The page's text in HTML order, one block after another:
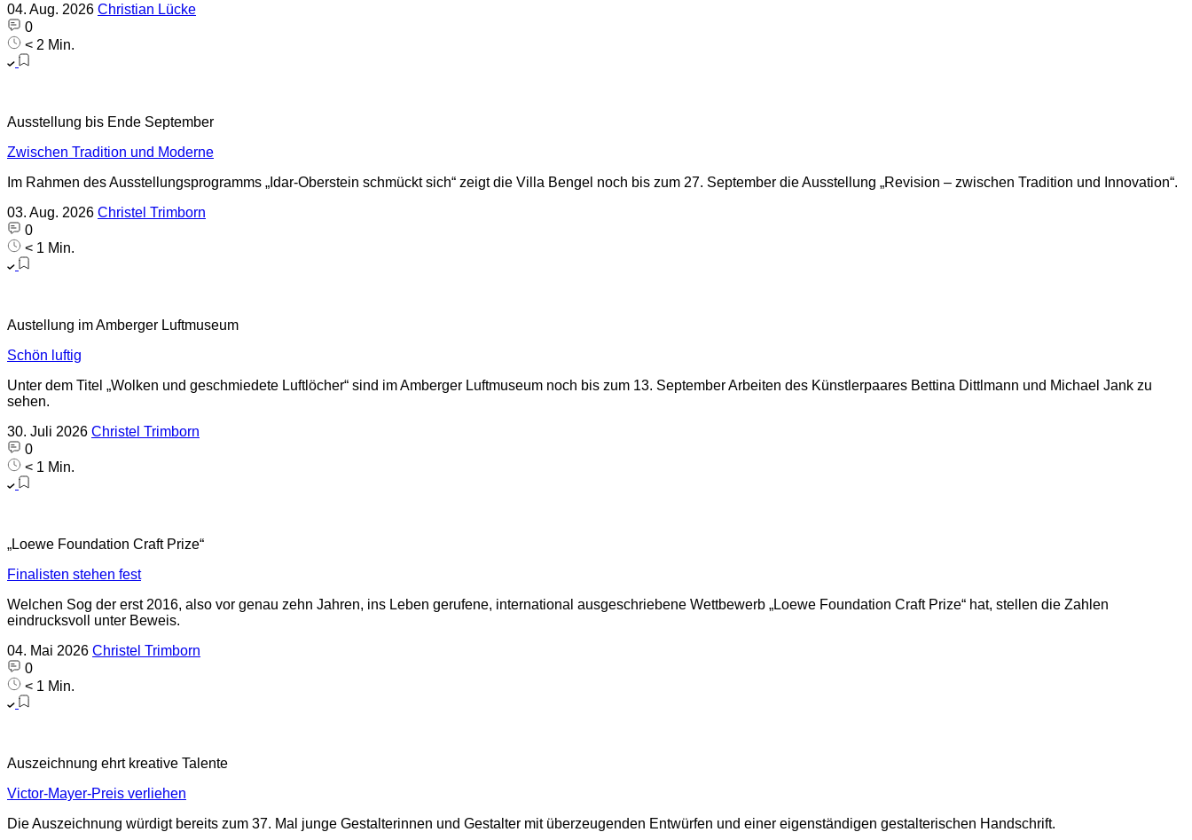
04. Aug. 2026 Christian Lücke
0
< 2 Min.
Ausstellung bis Ende September
Zwischen Tradition und Moderne
Im Rahmen des Ausstellungsprogramms „Idar-Oberstein schmückt sich“ zeigt die Villa Bengel noch bis zum 27. September die Ausstellung „Revision – zwischen Tradition und Innovation“.
03. Aug. 2026 Christel Trimborn
0
< 1 Min.
Austellung im Amberger Luftmuseum
Schön luftig
Unter dem Titel „Wolken und geschmiedete Luftlöcher“ sind im Amberger Luftmuseum noch bis zum 13. September Arbeiten des Künstlerpaares Bettina Dittlmann und Michael Jank zu
sehen.
30. Juli 2026 Christel Trimborn
0
< 1 Min.
„Loewe Foundation Craft Prize“
Finalisten stehen fest
Welchen Sog der erst 2016, also vor genau zehn Jahren, ins Leben gerufene, international ausgeschriebene Wettbewerb „Loewe Foundation Craft Prize“ hat, stellen die Zahlen
eindrucksvoll unter Beweis.
04. Mai 2026 Christel Trimborn
0
< 1 Min.
Auszeichnung ehrt kreative Talente
Victor-Mayer-Preis verliehen
Die Auszeichnung würdigt bereits zum 37. Mal junge Gestalterinnen und Gestalter mit überzeugenden Entwürfen und einer eigenständigen gestalterischen Handschrift.